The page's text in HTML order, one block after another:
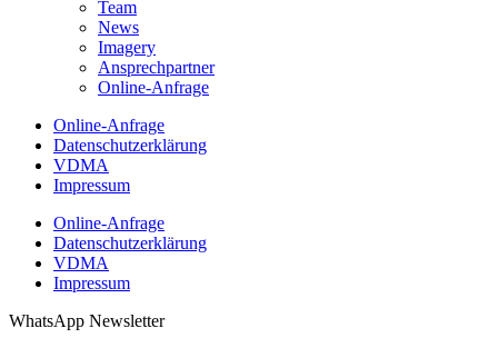
Team
News
Imagery
Ansprechpartner
Online-Anfrage
Online-Anfrage
Datenschutzerklärung
VDMA
Impressum
Online-Anfrage
Datenschutzerklärung
VDMA
Impressum
WhatsApp Newsletter